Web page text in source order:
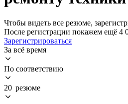
Чтобы видеть все резюме,
После регистрации покажем ещё 4
Зарегистрироваться
За всё время
По соответствию
20 резюме